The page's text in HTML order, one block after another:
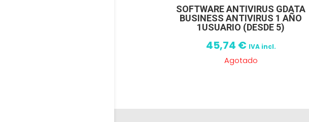
SOFTWARE ANTIVIRUS GDATA
BUSINESS ANTIVIRUS 1 AÑO
1USUARIO (DESDE 5)
45,74 € IVA incl.
Agotado